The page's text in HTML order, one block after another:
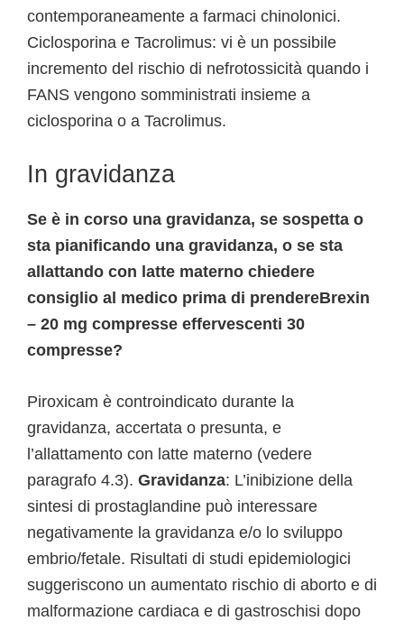
contemporaneamente a farmaci chinolonici.
Ciclosporina e Tacrolimus: vi è un possibile
incremento del rischio di nefrotossicità quando i
FANS vengono somministrati insieme a
ciclosporina o a Tacrolimus.
In gravidanza
Se è in corso una gravidanza, se sospetta o
sta pianificando una gravidanza, o se sta
allattando con latte materno chiedere
consiglio al medico prima di prendereBrexin
– 20 mg compresse effervescenti 30
compresse?
Piroxicam è controindicato durante la
gravidanza, accertata o presunta, e
l’allattamento con latte materno (vedere
paragrafo 4.3). Gravidanza: L’inibizione della
sintesi di prostaglandine può interessare
negativamente la gravidanza e/o lo sviluppo
embrio/fetale. Risultati di studi epidemiologici
suggeriscono un aumentato rischio di aborto e di
malformazione cardiaca e di gastroschisi dopo